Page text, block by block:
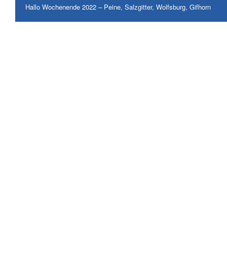
Hallo Wochenende 2022 – Peine, Salzgitter, Wolfsburg, Gifhorn